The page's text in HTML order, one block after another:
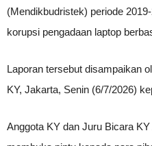
(Mendikbudristek) periode
korupsi pengadaan laptop
Laporan tersebut disampaikan
KY, Jakarta, Senin (6/7/2026)
Anggota KY dan Juru Bicara